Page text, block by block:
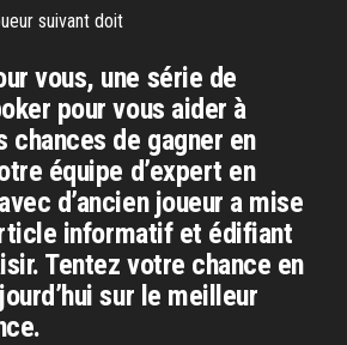
suivant doit
vous, une série de
pour vous aider à
chances de gagner en
équipe d’expert en
d’ancien joueur a mise
informatif et édifiant
Tentez votre chance en
sur le meilleur